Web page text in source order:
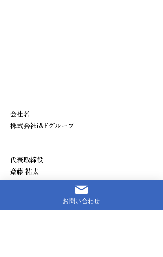
会社名
株式会社i&Fグループ
代表取締役
斎藤 祐太
お問い合わせ